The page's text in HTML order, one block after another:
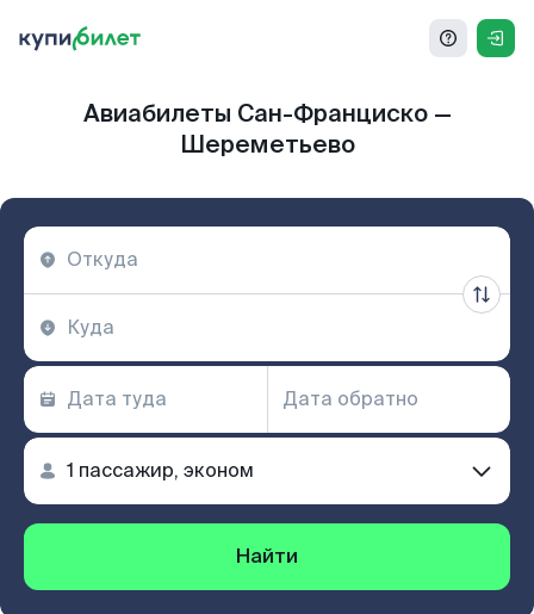
Авиабилеты Сан-Франциско —
Шереметьево
Найти